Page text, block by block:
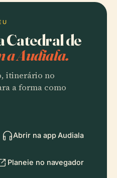
Catedral de
a Audiala.
itinerário no
a forma como
Abrir na app Audiala
Planeie no navegador